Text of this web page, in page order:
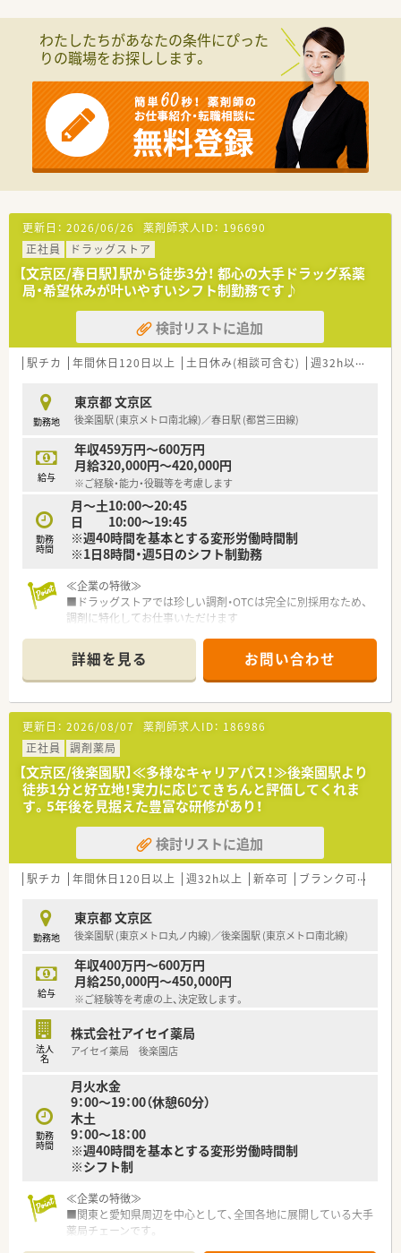
≪労働環境～ライフワークバランスも整っています～≫
■薬局の開局時間は87店舗中、平均 19時（21時閉店 3店舗・
20時閉店 11店舗）
■1人薬剤師の店舗はありません
≪福利厚生も充実しています！≫
■組合もあり、労働環境も守られています
■産休・育児休暇の実績も多く、正社員はもちろん、パートの方
も取得されています
■独身寮（正社員のみ）：ワンルームのマンションが光熱費込みで
■LTD制度導入：病気やケガにより長期間に渡って就業が不能に
なったときの所得を補償する制度
≪おすすめポイント≫
■土日祝を含めたシフトで調整でき、希望休が叶いやすい♪
■独身寮あり ワンルームのマンションが光熱費込みで25,000
※ご自宅通勤できる方でも入居の相談できます
■福利厚生・キャリアパスが充実しているため、長くご勤務でき
る環境です！
わたしたちがあなたの条件にぴった
りの職場をお探しします。
更新日： 2026/06/26 薬剤師求人ID： 196690
正社員
ドラッグストア
【文京区/春日駅】駅から徒歩3分！ 都心の大手ドラッグ系薬
局・希望休みが叶いやすいシフト制勤務です♪
検討リストに追加
駅チカ 年間休日120日以上 土日休み(相談可含む) 週32h以上
勤務地
東京都 文京区
後楽園駅 (東京メトロ南北線)／春日駅 (都営三田線)
給与
年収459万円～600万円
月給320,000円～420,000円
※ご経験・能力・役職等を考慮します
勤務
時間
月～土10:00～20:45
日 10:00～19:45
※週40時間を基本とする変形労働時間制
※1日8時間・週5日のシフト制勤務
≪企業の特徴≫
■ドラッグストアでは珍しい調剤・OTCは完全に別採用なため、
調剤に特化してお仕事いただけます
配置です。
■店舗展開が近隣に多い為、転居無の異動で多くの科目の勉強も
出来ます（異動範囲：自宅より1時間圏内）
■契約社員であれば、店舗指定・時間指定・曜日指定ができます
≪ライフワークバランスが整っています≫
■薬局の開局時間は87店舗中、平均 19時（21時閉店 3店舗・
20時閉店 11店舗）
■平均残業時間 10時間ほど
■1人薬剤師の店舗はありません
≪福利厚生も充実♪≫
■組合もあり、労働環境も守られています
■産休・育児休暇の実績も多く、正社員はもちろん、パートの方
も取得されています
25,000円 ※ご自宅通勤できる方でも入居の相談できます
■LTD制度導入：病気やケガにより長期間に渡って就業が不能に
なったときの所得を補償する制度
≪店舗の特徴≫
■春日駅すぐのため、通勤が便利です♪
■地域社会に貢献するべく、地域住民の方とのコミュニケーショ
詳細を見る お問い合わせ
更新日： 2026/08/07 薬剤師求人ID： 186986
正社員
調剤薬局
【文京区/後楽園駅】≪多様なキャリアパス！≫後楽園駅より
徒歩1分と好立地！実力に応じてきちんと評価してくれま
す。5年後を見据えた豊富な研修があり！
検討リストに追加
駅チカ 年間休日120日以上 週32h以上 新卒可 ブランク可
勤務地
東京都 文京区
後楽園駅 (東京メトロ丸ノ内線)／後楽園駅 (東京メトロ南北線)
給与
年収400万円～600万円
月給250,000円～450,000円
※ご経験等を考慮の上、決定致します。
法人
名
株式会社アイセイ薬局
アイセイ薬局 後楽園店
勤務
時間
月火水金
9：00～19：00（休憩60分）
木土
9：00～18：00
※週40時間を基本とする変形労働時間制
※シフト制
≪企業の特徴≫
■関東と愛知県周辺を中心として、全国各地に展開している大手
薬局チェーンです。